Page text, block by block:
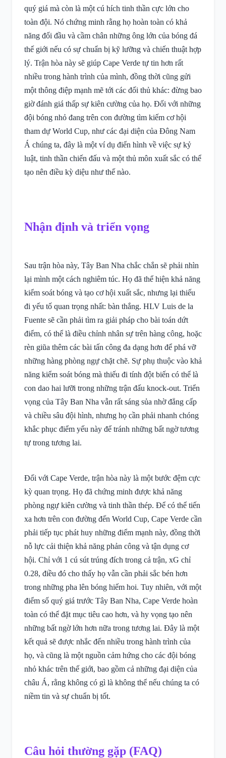
quý giá mà còn là một cú hích tinh thần cực lớn cho
toàn đội. Nó chứng minh rằng họ hoàn toàn có khả
năng đối đầu và cầm chân những ông lớn của bóng đá
thế giới nếu có sự chuẩn bị kỹ lưỡng và chiến thuật hợp
lý. Trận hòa này sẽ giúp Cape Verde tự tin hơn rất
nhiều trong hành trình của mình, đồng thời cũng gửi
một thông điệp mạnh mẽ tới các đối thủ khác: đừng bao
giờ đánh giá thấp sự kiên cường của họ. Đối với những
đội bóng nhỏ đang trên con đường tìm kiếm cơ hội
tham dự World Cup, như các đại diện của Đông Nam
Á chúng ta, đây là một ví dụ điển hình về việc sự kỷ
luật, tinh thần chiến đấu và một thủ môn xuất sắc có thể
tạo nên điều kỳ diệu như thế nào.
Nhận định và triển vọng
Sau trận hòa này, Tây Ban Nha chắc chắn sẽ phải nhìn
lại mình một cách nghiêm túc. Họ đã thể hiện khả năng
kiểm soát bóng và tạo cơ hội xuất sắc, nhưng lại thiếu
đi yếu tố quan trọng nhất: bàn thắng. HLV Luis de la
Fuente sẽ cần phải tìm ra giải pháp cho bài toán dứt
điểm, có thể là điều chỉnh nhân sự trên hàng công, hoặc
rèn giũa thêm các bài tấn công đa dạng hơn để phá vỡ
những hàng phòng ngự chặt chẽ. Sự phụ thuộc vào khả
năng kiểm soát bóng mà thiếu đi tính đột biến có thể là
con dao hai lưỡi trong những trận đấu knock-out. Triển
vọng của Tây Ban Nha vẫn rất sáng sủa nhờ đẳng cấp
và chiều sâu đội hình, nhưng họ cần phải nhanh chóng
khắc phục điểm yếu này để tránh những bất ngờ tương
tự trong tương lai.
Đối với Cape Verde, trận hòa này là một bước đệm cực
kỳ quan trọng. Họ đã chứng minh được khả năng
phòng ngự kiên cường và tinh thần thép. Để có thể tiến
xa hơn trên con đường đến World Cup, Cape Verde cần
phải tiếp tục phát huy những điểm mạnh này, đồng thời
nỗ lực cải thiện khả năng phản công và tận dụng cơ
hội. Chỉ với 1 cú sút trúng đích trong cả trận, xG chỉ
0.28, điều đó cho thấy họ vẫn cần phải sắc bén hơn
trong những pha lên bóng hiếm hoi. Tuy nhiên, với một
điểm số quý giá trước Tây Ban Nha, Cape Verde hoàn
toàn có thể đặt mục tiêu cao hơn, và hy vọng tạo nên
những bất ngờ lớn hơn nữa trong tương lai. Đây là một
kết quả sẽ được nhắc đến nhiều trong hành trình của
họ, và cũng là một nguồn cảm hứng cho các đội bóng
nhỏ khác trên thế giới, bao gồm cả những đại diện của
châu Á, rằng không có gì là không thể nếu chúng ta có
niềm tin và sự chuẩn bị tốt.
Câu hỏi thường gặp (FAQ)